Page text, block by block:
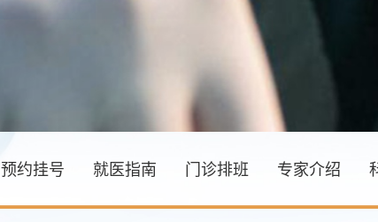
预约挂号 就医指南 门诊排班 专家介绍